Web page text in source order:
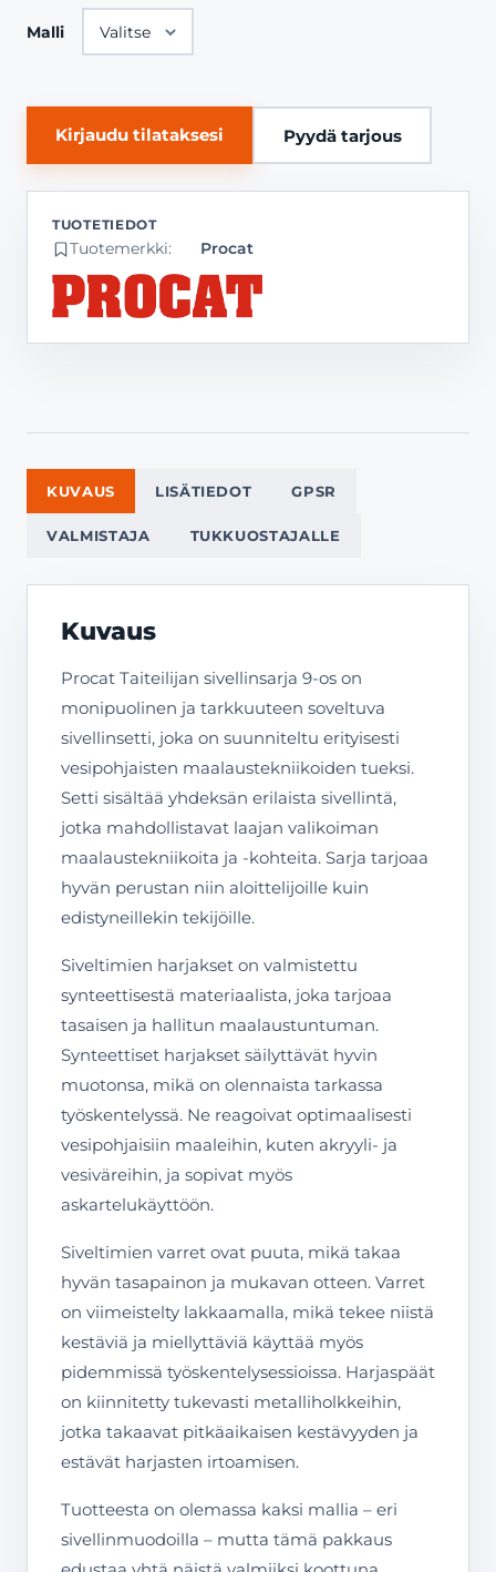
Malli
Kirjaudu tilataksesi Pyydä tarjous
Tuotemerkki: Procat
KUVAUS LISÄTIEDOT GPSR
VALMISTAJA TUKKUOSTAJALLE
Kuvaus
Procat Taiteilijan sivellinsarja 9-os on
monipuolinen ja tarkkuuteen soveltuva
sivellinsetti, joka on suunniteltu erityisesti
vesipohjaisten maalaustekniikoiden tueksi.
Setti sisältää yhdeksän erilaista sivellintä,
jotka mahdollistavat laajan valikoiman
maalaustekniikoita ja -kohteita. Sarja tarjoaa
hyvän perustan niin aloittelijoille kuin
edistyneillekin tekijöille.
Siveltimien harjakset on valmistettu
synteettisestä materiaalista, joka tarjoaa
tasaisen ja hallitun maalaustuntuman.
Synteettiset harjakset säilyttävät hyvin
muotonsa, mikä on olennaista tarkassa
työskentelyssä. Ne reagoivat optimaalisesti
vesipohjaisiin maaleihin, kuten akryyli- ja
vesiväreihin, ja sopivat myös
askartelukäyttöön.
Siveltimien varret ovat puuta, mikä takaa
hyvän tasapainon ja mukavan otteen. Varret
on viimeistelty lakkaamalla, mikä tekee niistä
kestäviä ja miellyttäviä käyttää myös
pidemmissä työskentelysessioissa. Harjaspäät
on kiinnitetty tukevasti metalliholkkeihin,
jotka takaavat pitkäaikaisen kestävyyden ja
estävät harjasten irtoamisen.
Tuotteesta on olemassa kaksi mallia – eri
sivellinmuodoilla – mutta tämä pakkaus